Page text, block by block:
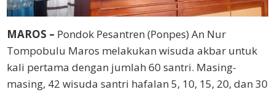
MAROS – Pondok Pesantren (Ponpes) An Nur
Tompobulu Maros melakukan wisuda akbar untuk
kali pertama dengan jumlah 60 santri. Masing-
masing, 42 wisuda santri hafalan 5, 10, 15, 20, dan 30